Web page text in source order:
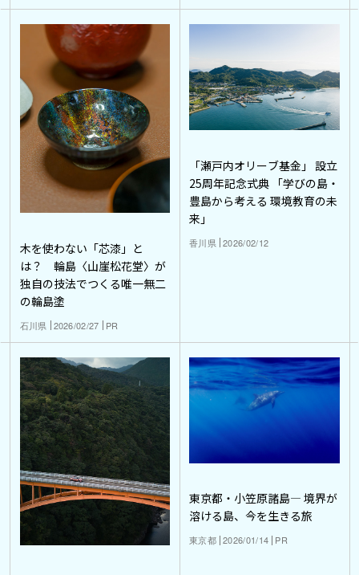
木を使わない「芯漆」と
は？ 輪島〈山崖松花堂〉が
独自の技法でつくる唯一無二
の輪島塗
石川県 2026/02/27 PR
「瀬戸内オリーブ基金」 設立
25周年記念式典 「学びの島・
豊島から考える 環境教育の未
来」
香川県 2026/02/12
東京都・小笠原諸島― 境界が
溶ける島、今を生きる旅
東京都 2026/01/14 PR